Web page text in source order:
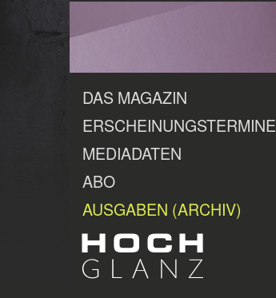
DAS MAGAZIN
ERSCHEINUNGSTERMINE
MEDIADATEN
ABO
AUSGABEN (ARCHIV)